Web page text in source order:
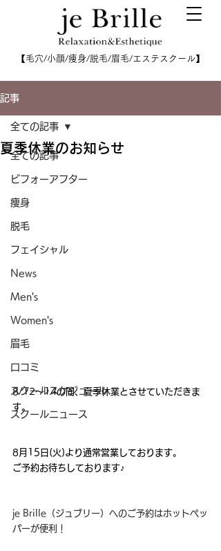
【毛穴/小顔/痩身/脱毛/眉毛/エステスクール】
記事
全ての記事
ビフォーアフター
痩身
脱毛
フェイシャル
News
Men's
Women's
眉毛
口コミ
スクールスケジュール
スクールニュース
全ての記事
夏季休業のお知らせ
8/12～14の間、夏季休業とさせていただきま
す。
8月15日(火)より通常営業しております。
ご予約お待ちしております♪
je Brille（ジュブリー）へのご予約はホットペッ
パーが便利！